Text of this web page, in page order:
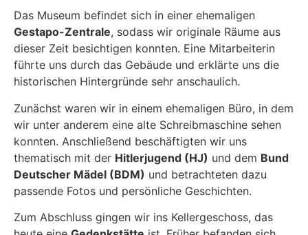
Das Museum befindet sich in einer ehemaligen
Gestapo-Zentrale, sodass wir originale Räume aus
dieser Zeit besichtigen konnten. Eine Mitarbeiterin
führte uns durch das Gebäude und erklärte uns die
historischen Hintergründe sehr anschaulich.
Zunächst waren wir in einem ehemaligen Büro, in dem
wir unter anderem eine alte Schreibmaschine sehen
konnten. Anschließend beschäftigten wir uns
thematisch mit der Hitlerjugend (HJ) und dem Bund
Deutscher Mädel (BDM) und betrachteten dazu
passende Fotos und persönliche Geschichten.
Zum Abschluss gingen wir ins Kellergeschoss, das